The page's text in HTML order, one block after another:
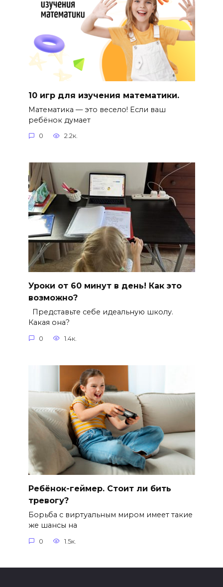
10 игр для изучения математики.
Математика — это весело! Если ваш
ребёнок думает
0 2.2к.
Уроки от 60 минут в день! Как это
возможно?
Представьте себе идеальную школу.
Какая она?
0 1.4к.
Ребёнок-геймер. Стоит ли бить
тревогу?
Борьба с виртуальным миром имеет такие
же шансы на
0 1.5к.